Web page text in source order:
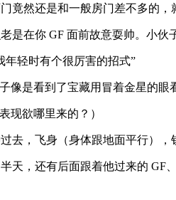
竟然还是和一般房门差不多的，
是在你 GF 面前故意耍帅。小伙
年轻时有个很厉害的招式”
像是看到了宝藏用冒着金星的眼
现欲哪里来的？）
去，飞身（身体跟地面平行）
天，还有后面跟着他过来的